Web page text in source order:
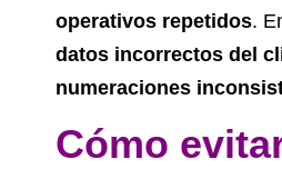
operativos repetidos.
datos incorrectos del
numeraciones
Cómo